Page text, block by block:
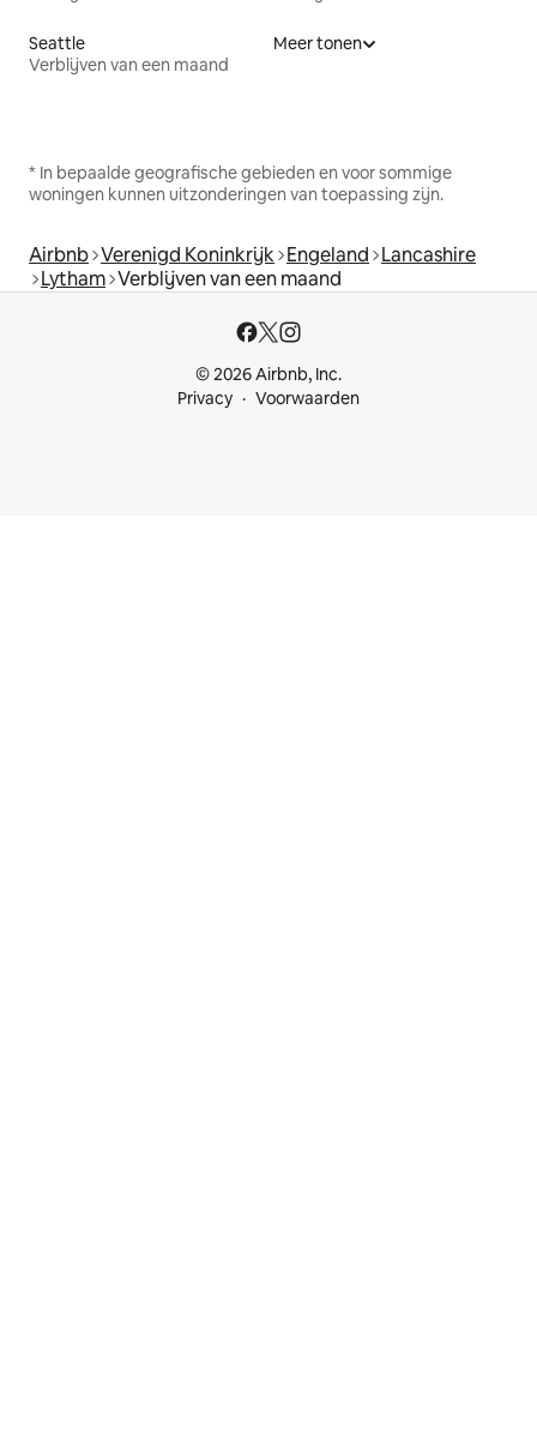
Seattle
Verblijven van een maand
Meer tonen
* In bepaalde geografische gebieden en voor sommige
woningen kunnen uitzonderingen van toepassing zijn.
Airbnb Verenigd Koninkrijk Engeland Lancashire
Lytham Verblijven van een maand
© 2026 Airbnb, Inc.
Privacy
Voorwaarden